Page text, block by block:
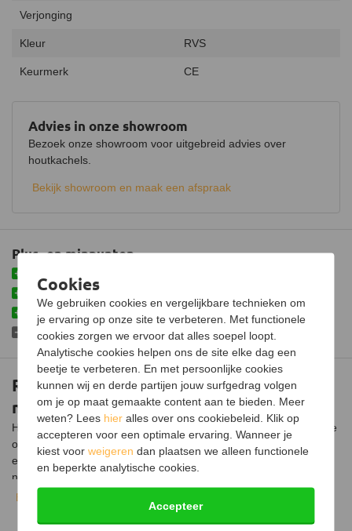
RVS verloopstuk excentrisch Ø119mm
naar Ø150mm
Het excentrische RVS verloopstuk is ontworpen om een naadloze
overgang te creëren tussen een kachel met een kleinere uitgang
en een bestaand rookkanaal met een grotere diameter.
nodig wanneer je een kachel wilt aansluiten op een bestaand
rookkanaal dat een grotere diameter heeft dan de kacheluitgang.
Het is van belang om te weten dat het gebruik van een
Bekijk volledige beschrijving
Plus- en minpunten
Makkelijke oplossing voor bestaand kanaal
Vervaardigd uit hoogwaardig materiaal
Mag niet andersom gebruikt worden
Advies in onze showroom
Bezoek onze showroom voor uitgebreid advies over
houtkachels.
Bekijk showroom en maak een afspraak
Verjonging
Kleur RVS
Keurmerk CE
Cookies
We gebruiken cookies en vergelijkbare technieken om
je ervaring op onze site te verbeteren. Met functionele
cookies zorgen we ervoor dat alles soepel loopt.
Analytische cookies helpen ons de site elke dag een
beetje te verbeteren. En met persoonlijke cookies
kunnen wij en derde partijen jouw surfgedrag volgen
om je op maat gemaakte content aan te bieden. Meer
weten? Lees hier alles over ons cookiebeleid. Klik op
accepteren voor een optimale ervaring. Wanneer je
kiest voorweigeren dan plaatsen we alleen functionele
en beperkte analytische cookies.
Accepteer